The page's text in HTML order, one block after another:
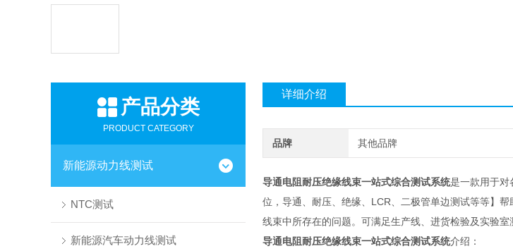
产品分类
PRODUCT CATEGORY
新能源动力线测试
NTC测试
新能源汽车动力线测试
详细介绍
品牌 其他品牌
导通电阻耐压绝缘线束一站式综合测试系统是一款用于对
位，导通、耐压、绝缘、LCR、二极管单边测试等等】
线束中所存在的问题。可满足生产线、进货检验及实验室
导通电阻耐压绝缘线束一站式综合测试系统介绍：